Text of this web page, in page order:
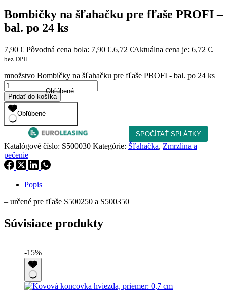
Bombičky na šľahačku pre fľaše PROFI –
bal. po 24 ks
7,90€ Pôvodná cena bola: 7,90 €.6,72 €Aktuálna cena je: 6,72 €.
bez DPH
množstvo Bombičky na šľahačku pre fľaše PROFI - bal. po 24 ks
Pridať do košíka
Obľúbené
Obľúbené
Katalógové číslo: S500030 Kategórie: Šľahačka, Zmrzlina a
pečenie
Popis
– určené pre fľaše S500250 a S500350
Súvisiace produkty
-15%